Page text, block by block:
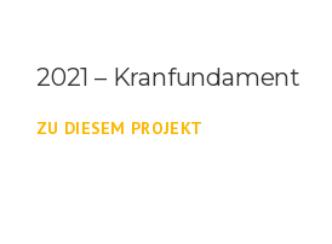
2021 – Kranfundament
ZU DIESEM PROJEKT